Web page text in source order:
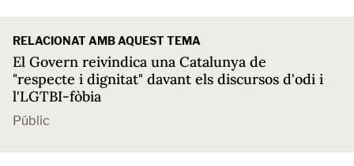
RELACIONAT AMB AQUEST TEMA
El Govern reivindica una Catalunya de
"respecte i dignitat" davant els discursos d'odi i
l'LGTBI-fòbia
Públic